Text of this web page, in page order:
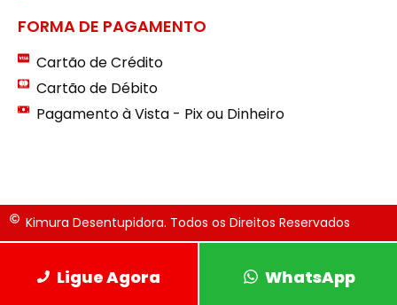
FORMA DE PAGAMENTO
Cartão de Crédito
Cartão de Débito
Pagamento à Vista - Pix ou Dinheiro
Kimura Desentupidora. Todos os Direitos Reservados
Ligue Agora WhatsApp